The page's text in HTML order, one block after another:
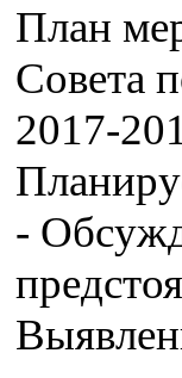
План
Совета
2017-
-